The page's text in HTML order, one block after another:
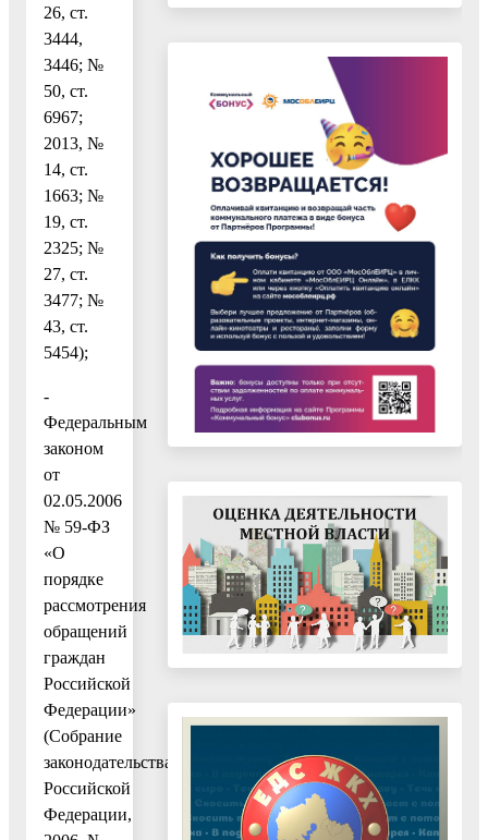
26, ст.
3444,
3446; №
50, ст.
6967;
2013, №
14, ст.
1663; №
19, ст.
2325; №
27, ст.
3477; №
43, ст.
5454);
-
Федеральным
законом
от
02.05.2006
№ 59-ФЗ
«О
порядке
рассмотрения
обращений
граждан
Российской
Федерации»
(Собрание
законодательства
Российской
Федерации,